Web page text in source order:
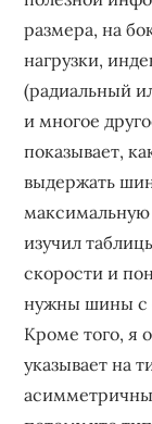
размера, на
нагрузки,
(радиальный
и многое
показывает,
выдержать
максимальную
изучил
скорости и
нужны шины с
Кроме того, я
указывает на